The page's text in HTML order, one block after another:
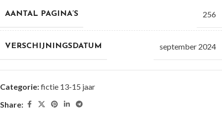
AANTAL PAGINA’S 256
VERSCHIJNINGSDATUM september 2024
Categorie:fictie 13-15 jaar
Share: